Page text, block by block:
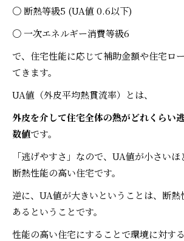
〇 断熱等級5 (UA値 0.6以下)
〇 一次エネルギー消費等級6
で、住宅性能に応じて補助金額や住宅ロ
てきます。
UA値（外皮平均熱貫流率）とは、
外皮を介して住宅全体の熱がどれくらい
数値です。
「逃げやすさ」なので、UA値が小さいほ
断熱性能の高い住宅です。
逆に、UA値が大きいということは、断熱
あるということです。
性能の高い住宅にすることで環境に対す